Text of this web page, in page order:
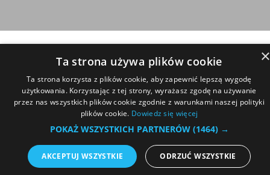
×
Ta strona używa plików cookie
Ta strona korzysta z plików cookie, aby zapewnić lepszą wygodę
użytkowania. Korzystając z tej strony, wyrażasz zgodę na używanie
przez nas wszystkich plików cookie zgodnie z warunkami naszej polityki
plików cookie. Dowiedz się więcej
POKAŻ WSZYSTKICH PARTNERÓW (1464) →
AKCEPTUJ WSZYSTKIE ODRZUĆ WSZYSTKIE